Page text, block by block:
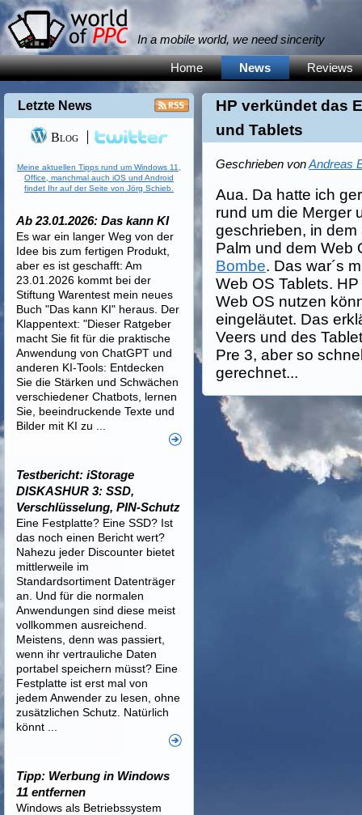
In a mobile world, we need sincerity
Home News Reviews
HP verkündet das
und Tablets
Geschrieben vonAndreas
Aua. Da hatte ich
rund um die Merger
geschrieben, in
Palm und dem Web
Bombe. Das war´s
Web OS Tablets.
Web OS nutzen
eingeläutet. Das
Veers und des
Pre 3, aber so
gerechnet...
Letzte News
Blog
Meine aktuellen Tipps rund um Windows 11,
Office, manchmal auch iOS und Android
findet Ihr auf der Seite von Jörg Schieb.
Ab 23.01.2026: Das kann KI
Es war ein langer Weg von der
Idee bis zum fertigen Produkt,
aber es ist geschafft: Am
23.01.2026 kommt bei der
Stiftung Warentest mein neues
Buch "Das kann KI" heraus. Der
Klappentext: "Dieser Ratgeber
macht Sie fit für die praktische
Anwendung von ChatGPT und
anderen KI-Tools: Entdecken
Sie die Stärken und Schwächen
verschiedener Chatbots, lernen
Sie, beeindruckende Texte und
Bilder mit KI zu ...
Testbericht: iStorage
DISKASHUR 3: SSD,
Verschlüsselung, PIN-Schutz
Eine Festplatte? Eine SSD? Ist
das noch einen Bericht wert?
Nahezu jeder Discounter bietet
mittlerweile im
Standardsortiment Datenträger
an. Und für die normalen
Anwendungen sind diese meist
vollkommen ausreichend.
Meistens, denn was passiert,
wenn ihr vertrauliche Daten
portabel speichern müsst? Eine
Festplatte ist erst mal von
jedem Anwender zu lesen, ohne
zusätzlichen Schutz. Natürlich
könnt ...
Tipp: Werbung in Windows
11 entfernen
Windows als Betriebssystem